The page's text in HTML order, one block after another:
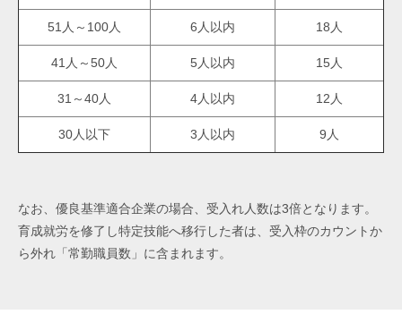
51人～100人 6人以内 18人
41人～50人 5人以内 15人
31～40人 4人以内 12人
30人以下 3人以内 9人
なお、優良基準適合企業の場合、受入れ人数は3倍となります。
育成就労を修了し特定技能へ移行した者は、受入枠のカウントか
ら外れ「常勤職員数」に含まれます。